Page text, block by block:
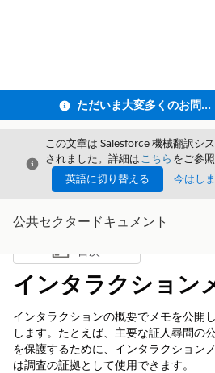
ただいま大変多くのお問い合わせをいただいており、ご連絡までにお時間を頂戴しております
閉じる
この文章は Salesforce 機械翻訳シ
されました。詳細はこちら をご参
英語に切り替える
今はし
公共セクタードキュメント
目次を表示
目次
インタラクション
インタラクションの概要でメモを公開
します。たとえば、主要な証人尋問の
を保護するために、インタラクション
は調査の証拠として使用できます。